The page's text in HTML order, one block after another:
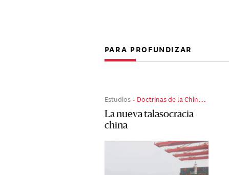
PARA PROFUNDIZAR
Estudios Doctrinas de la China de Xi Jinping
La nueva talasocracia
china